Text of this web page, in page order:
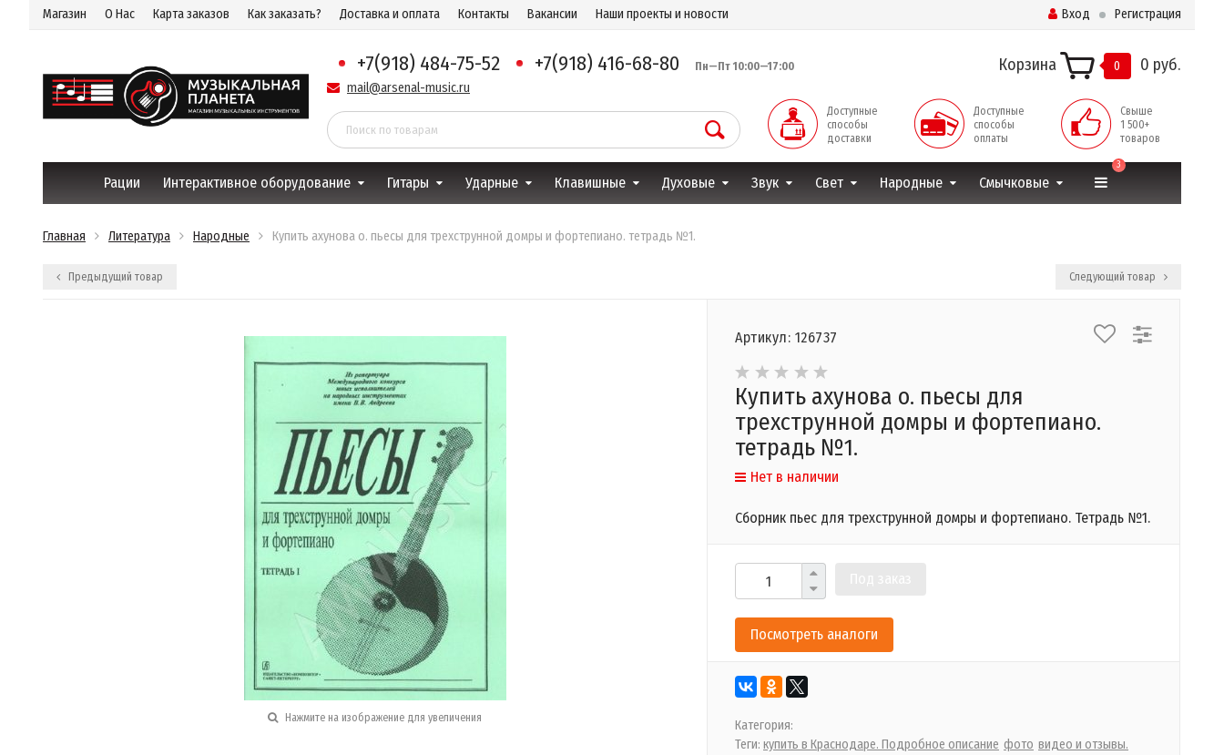
Магазин О Нас Карта заказов Как заказать? Доставка и оплата Контакты Вакансии Наши проекты и новости Вход Регистрация
+7(918) 484-75-52 +7(918) 416-68-80 Пн—Пт 10:00—17:00
mail@arsenal-music.ru
Корзина 0 0 руб.
Доступные
способы
доставки
Доступные
способы
оплаты
Свыше
1 500+
товаров
Рации Интерактивное оборудование Гитары Ударные Клавишные Духовые Звук Свет Народные Смычковые
3
Главная Литература Народные Купить ахунова о. пьесы для трехструнной домры и фортепиано. тетрадь №1.
Предыдущий товар Следующий товар
Нажмите на изображение для увеличения
Артикул: 126737
Купить ахунова о. пьесы для
трехструнной домры и фортепиано.
тетрадь №1.
Нет в наличии
Сборник пьес для трехструнной домры и фортепиано. Тетрадь №1.
Посмотреть аналоги
Категория:
Теги: купить в Краснодаре. Подробное описание фото видео и отзывы.